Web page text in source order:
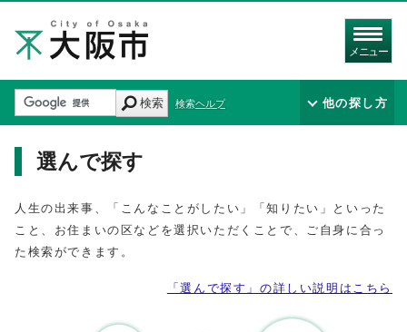
メニュー
検索 検索ヘルプ 他の探し方
選んで探す
人生の出来事、「こんなことがしたい」「知りたい」といった
こと、お住まいの区などを選択いただくことで、ご自身に合っ
た検索ができます。
「選んで探す」の詳しい説明はこちら